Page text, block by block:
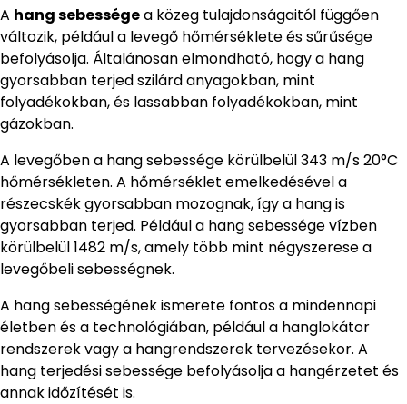
A hang sebességea közeg tulajdonságaitól függően
változik, például a levegő hőmérséklete és sűrűsége
befolyásolja. Általánosan elmondható, hogy a hang
gyorsabban terjed szilárd anyagokban, mint
folyadékokban, és lassabban folyadékokban, mint
gázokban.
A levegőben a hang sebessége körülbelül 343 m/s 20°C
hőmérsékleten. A hőmérséklet emelkedésével a
részecskék gyorsabban mozognak, így a hang is
gyorsabban terjed. Például a hang sebessége vízben
körülbelül 1482 m/s, amely több mint négyszerese a
levegőbeli sebességnek.
A hang sebességének ismerete fontos a mindennapi
életben és a technológiában, például a hanglokátor
rendszerek vagy a hangrendszerek tervezésekor. A
hang terjedési sebessége befolyásolja a hangérzetet és
annak időzítését is.